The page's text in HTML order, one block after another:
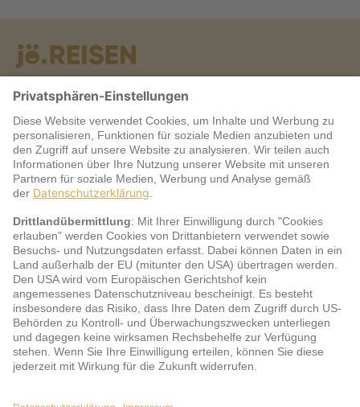
Warum jö?
Service
jö Bonus Club Partner
Zahlungsarten & Sicherheit